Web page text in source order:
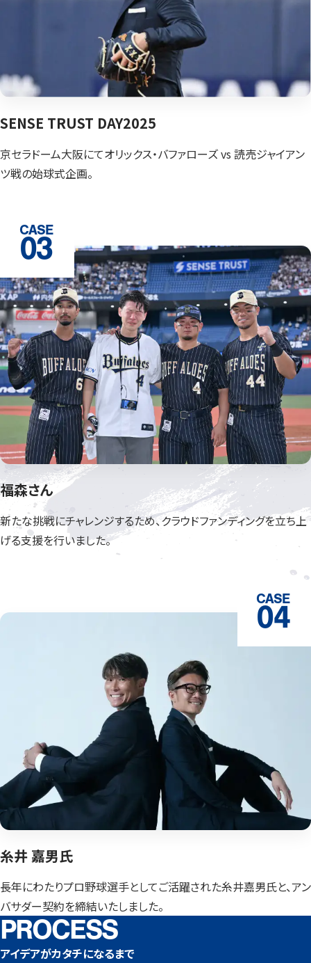
SENSE TRUST DAY2025
京セラドーム大阪にてオリックス・バファローズ vs 読売ジャイアン
ツ戦の始球式企画。
CASE
03
福森さん
新たな挑戦にチャレンジするため、クラウドファンディングを立ち上
げる支援を行いました。
CASE
04
糸井 嘉男氏
長年にわたりプロ野球選手としてご活躍された糸井嘉男氏と、アン
バサダー契約を締結いたしました。
PROCESS
アイデアがカタチになるまで